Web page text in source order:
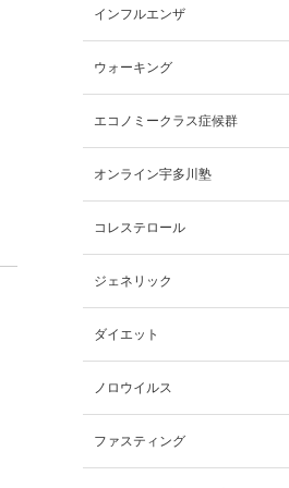
インフルエンザ
ウォーキング
エコノミークラス症候群
オンライン宇多川塾
コレステロール
ジェネリック
ダイエット
ノロウイルス
ファスティング